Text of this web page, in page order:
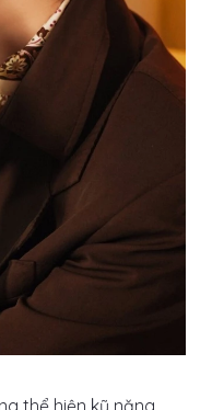
thể hiện kỹ năng